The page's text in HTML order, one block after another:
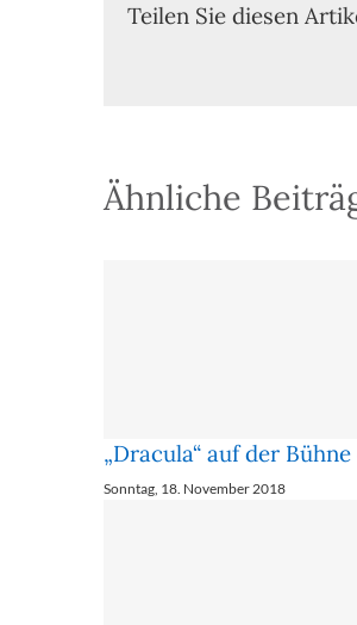
Teilen Sie diesen
Ähnliche
„Dracula“ auf der
Sonntag, 18. November 2018